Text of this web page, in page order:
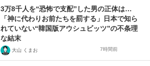
3万8千人を“恐怖で支配”した男の正体は…
「神に代わりお前たちを罰する」日本で知ら
れていない“韓国版アウシュビッツ”の不条理
な結末
大山 くまお 7時間前